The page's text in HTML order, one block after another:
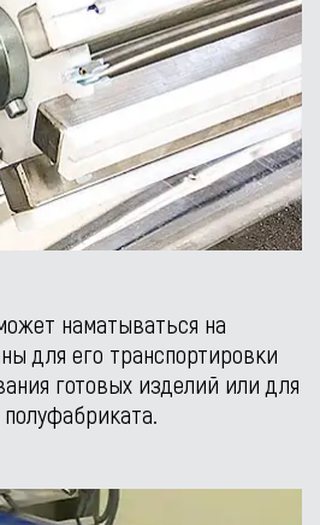
наматываться на
для его транспортировки
готовых изделий или для